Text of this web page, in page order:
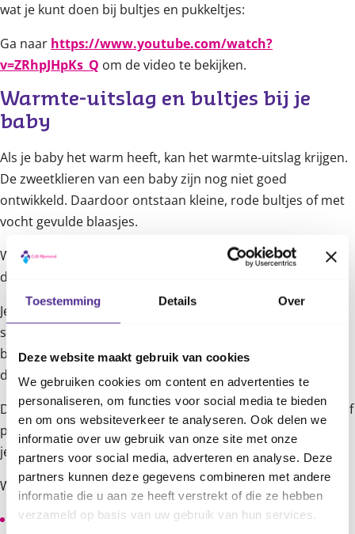
Toestemming Details Over
Deze website maakt gebruik van cookies
We gebruiken cookies om content en advertenties te
personaliseren, om functies voor social media te bieden
en om ons websiteverkeer te analyseren. Ook delen we
informatie over uw gebruik van onze site met onze
partners voor social media, adverteren en analyse. Deze
partners kunnen deze gegevens combineren met andere
informatie die u aan ze heeft verstrekt of die ze hebben
verzameld op basis van uw gebruik van hun services.
wat je kunt doen bij bultjes en pukkeltjes:
Ga naar https://www.youtube.com/watch?
v=ZRhpJHpKs_Q om de video te bekijken.
Warmte-uitslag en bultjes bij je
baby
Als je baby het warm heeft, kan het warmte-uitslag krijgen.
De zweetklieren van een baby zijn nog niet goed
ontwikkeld. Daardoor ontstaan kleine, rode bultjes of met
vocht gevulde blaasjes.
Warmte-uitslag kan ontstaan bij warm weer, maar ook
door een te warme babykamer of te veel kleding.
Je ziet de uitslag vaak in het gezicht, de nek en op de
schouders. Ook in huidplooien komen warmtebultjes en -
blaasjes voor, vooral waar kleding tegenaan wrijft zoals in
de liezen en oksels.
De bultjes zijn niet gevaarlijk, maar ze kunnen wel jeuken of
pijn doen. De bultjes en blaasjes gaan vanzelf weer weg als
je baby het niet meer zo warm heeft.
Wat kun je doen tegen warmte-uitslag?
Is het erg warm? Trek je baby dan luchtige kleding aan